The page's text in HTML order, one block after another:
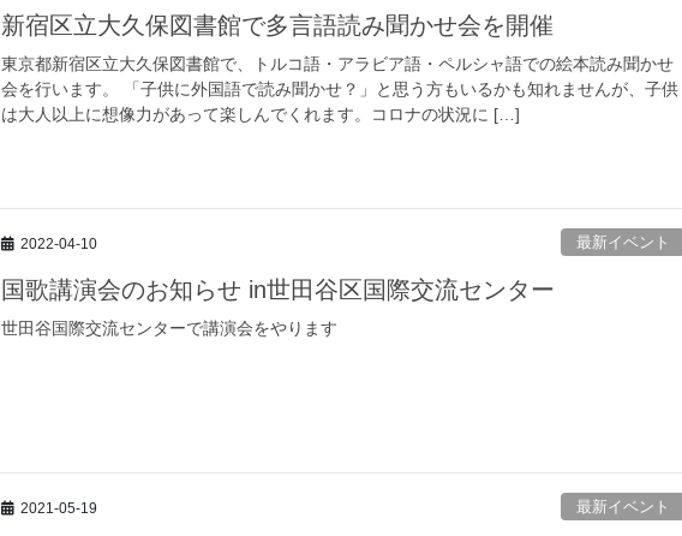
新宿区立大久保図書館で多言語読み聞かせ会を開催
東京都新宿区立大久保図書館で、トルコ語・アラビア語・ペルシャ語での絵本読み聞かせ
会を行います。 「子供に外国語で読み聞かせ？」と思う方もいるかも知れませんが、子供
は大人以上に想像力があって楽しんでくれます。コロナの状況に […]
2022-04-10 最新イベント
国歌講演会のお知らせ in世田谷区国際交流センター
世田谷国際交流センターで講演会をやります
2021-05-19 最新イベント